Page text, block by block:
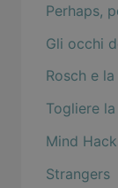
Perhaps,
Gli occhi
Rosch e
Togliere
Mind
Strangers